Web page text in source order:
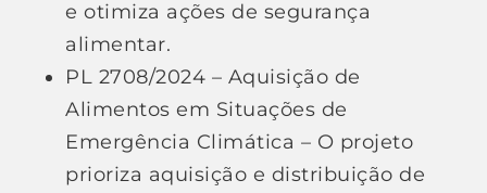
e otimiza ações de segurança
alimentar.
PL 2708/2024 – Aquisição de
Alimentos em Situações de
Emergência Climática – O projeto
prioriza aquisição e distribuição de